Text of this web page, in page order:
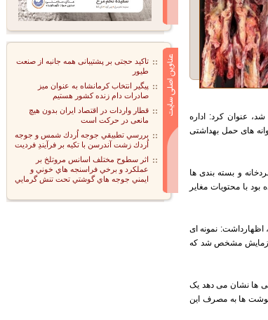
عنوان کرد: اداره
های حمل بهداشتی
و بسته بندی ها
با محتویات مغایر
اظهارداشت: نمونه ای
آزمایش مشخص شد که
دستگیر شدند و بررسی ها نشان می دهد یک
ها به مصرف این
تاکید حجتی بر پشتیبانی همه جانبه از صنعت
طیور
پیگیر انتخاب کرمانشاه به عنوان میز
صادرات دام زنده کشور هستیم
قطار واردات در اقتصاد ایران بدون هیچ
مانعی در حرکت است
بررسي تطبيقي جوجه اُردك شمس و جوجه
اُردك زشت آندرسن با تكيه بر فرآيندِ فرديت
اثر سطوح مختلف اسانس مروتلخ بر
عملكرد و برخي فراسنجه هاي خوني و
ايمني جوجه هاي گوشتي تحت تنش گرمايي